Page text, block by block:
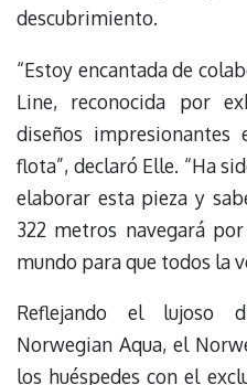
descubrimiento.
“Estoy encantada de
Line, reconocida por
diseños
flota”, declaró Elle. “Ha
elaborar esta pieza y
322 metros navegará
mundo para que todos la
Reflejando el lujoso
Norwegian Aqua, el
los huéspedes con el